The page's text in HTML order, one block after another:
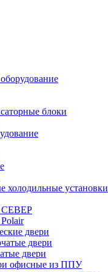
блоки
холодильные установки
СЕВЕР
двери
двери
двери
офисные из ППУ